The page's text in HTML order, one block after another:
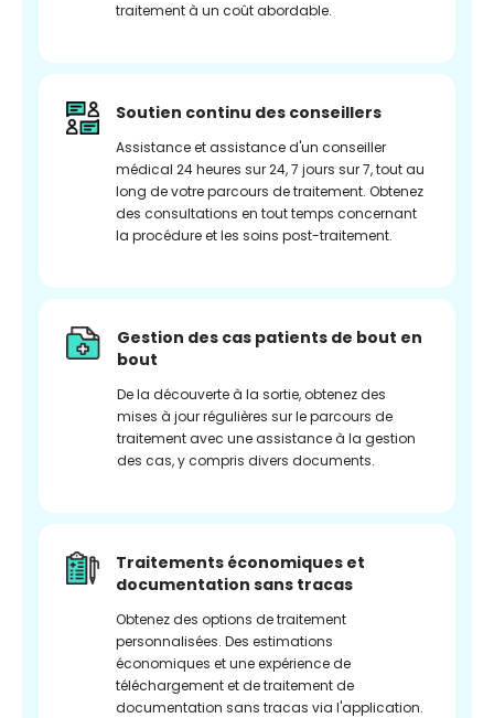
traitement à un coût abordable.
Soutien continu des conseillers
Assistance et assistance d'un conseiller
médical 24 heures sur 24, 7 jours sur 7, tout au
long de votre parcours de traitement. Obtenez
des consultations en tout temps concernant
la procédure et les soins post-traitement.
Gestion des cas patients de bout en
bout
De la découverte à la sortie, obtenez des
mises à jour régulières sur le parcours de
traitement avec une assistance à la gestion
des cas, y compris divers documents.
Traitements économiques et
documentation sans tracas
Obtenez des options de traitement
personnalisées. Des estimations
économiques et une expérience de
téléchargement et de traitement de
documentation sans tracas via l'application.